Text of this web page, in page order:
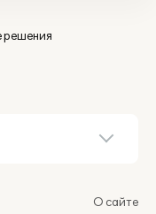
решения
О сайте